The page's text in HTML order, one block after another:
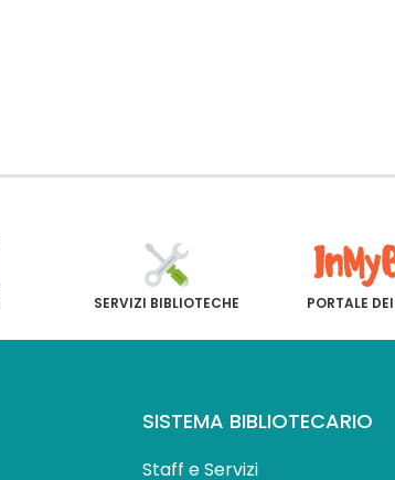
SERVIZI BIBLIOTECHE PORTALE
SISTEMA BIBLIOTECARIO
Staff e Servizi